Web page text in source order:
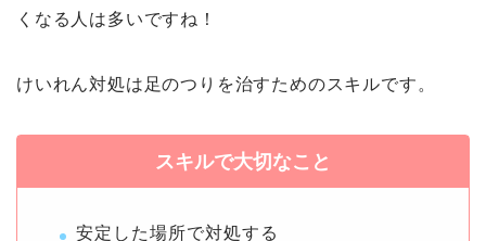
くなる人は多いですね！
けいれん対処は足のつりを治すためのスキルです。
スキルで大切なこと
安定した場所で対処する